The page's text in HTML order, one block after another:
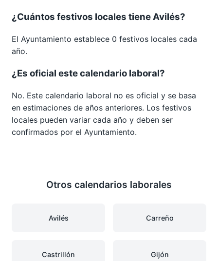
¿Cuántos festivos locales tiene Avilés?
El Ayuntamiento establece 0 festivos locales cada
año.
¿Es oficial este calendario laboral?
No. Este calendario laboral no es oficial y se basa
en estimaciones de años anteriores. Los festivos
locales pueden variar cada año y deben ser
confirmados por el Ayuntamiento.
Otros calendarios laborales
Avilés Carreño
Castrillón Gijón